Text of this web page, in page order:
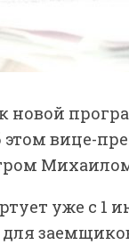
новой
этом вице-
уже с 1